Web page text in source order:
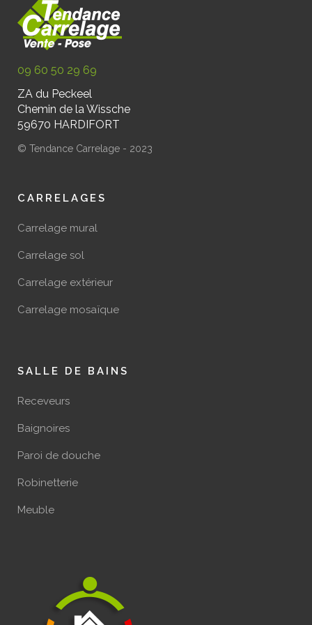
09 60 50 29 69
ZA du Peckeel
Chemin de la Wissche
59670 HARDIFORT
© Tendance Carrelage - 2023
CARRELAGES
Carrelage mural
Carrelage sol
Carrelage extérieur
Carrelage mosaïque
SALLE DE BAINS
Receveurs
Baignoires
Paroi de douche
Robinetterie
Meuble